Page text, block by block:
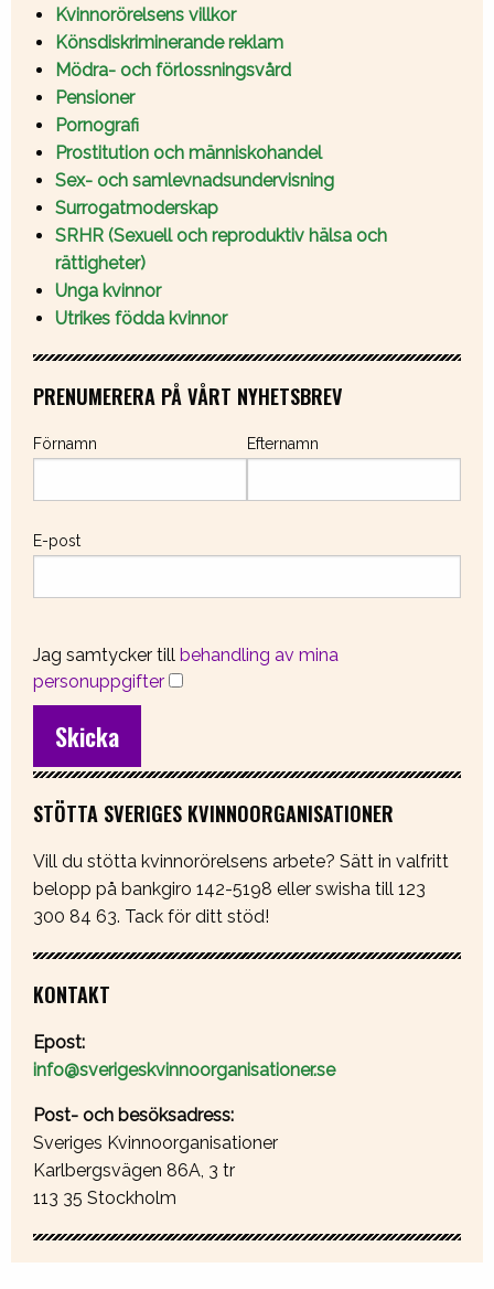
Kvinnorörelsens villkor
Könsdiskriminerande reklam
Mödra- och förlossningsvård
Pensioner
Pornografi
Prostitution och människohandel
Sex- och samlevnadsundervisning
Surrogatmoderskap
SRHR (Sexuell och reproduktiv hälsa och
rättigheter)
Unga kvinnor
Utrikes födda kvinnor
PRENUMERERA PÅ VÅRT NYHETSBREV
Förnamn Efternamn
E-post
Jag samtycker till behandling av mina
personuppgifter
STÖTTA SVERIGES KVINNOORGANISATIONER
Vill du stötta kvinnorörelsens arbete? Sätt in valfritt
belopp på bankgiro 142-5198 eller swisha till 123
300 84 63. Tack för ditt stöd!
KONTAKT
Epost:
info@sverigeskvinnoorganisationer.se
Post- och besöksadress:
Sveriges Kvinnoorganisationer
Karlbergsvägen 86A, 3 tr
113 35 Stockholm